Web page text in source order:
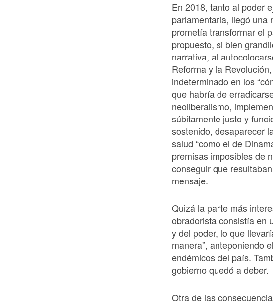
En 2018, tanto al poder
parlamentaria, llegó una
prometía transformar el
propuesto, si bien
narrativa, al
Reforma y la
indeterminado en los
que habría de
neoliberalismo,
súbitamente justo y
sostenido, desaparecer
salud “como el de
premisas imposibles de
conseguir que
mensaje.
Quizá la parte más
obradorista consistía en
y del poder, lo que
manera”, anteponiendo
endémicos del país.
gobierno quedó a deber.
Otra de las